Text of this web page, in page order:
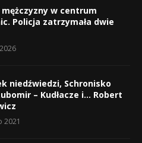
mężczyzny w centrum
Policja zatrzymała dwie
niedźwiedzi, Schronisko
– Kudłacze i… Robert
2021